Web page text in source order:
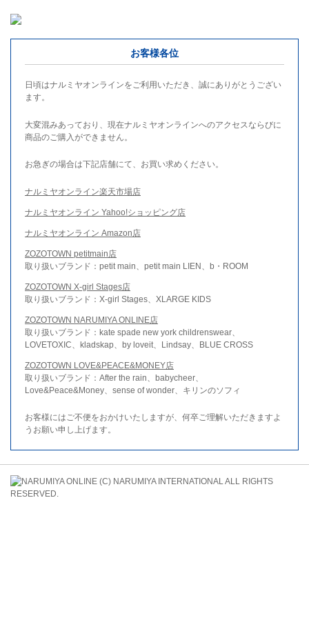
お客様各位
日頃はナルミヤオンラインをご利用いただき、誠にありがとうござい
ます。
大変混みあっており、現在ナルミヤオンラインへのアクセスならびに
商品のご購入ができません。
お急ぎの場合は下記店舗にて、お買い求めください。
ナルミヤオンライン楽天市場店
ナルミヤオンライン Yahoo!ショッピング店
ナルミヤオンライン Amazon店
ZOZOTOWN petitmain店
取り扱いブランド：petit main、petit main LIEN、b・ROOM
ZOZOTOWN X-girl Stages店
取り扱いブランド：X-girl Stages、XLARGE KIDS
ZOZOTOWN NARUMIYA ONLINE店
取り扱いブランド：kate spade new york childrenswear、
LOVETOXIC、kladskap、by loveit、Lindsay、BLUE CROSS
ZOZOTOWN LOVE&PEACE&MONEY店
取り扱いブランド：After the rain、babycheer、
Love&Peace&Money、sense of wonder、キリンのソフィ
お客様にはご不便をおかけいたしますが、何卒ご理解いただきますよ
うお願い申し上げます。